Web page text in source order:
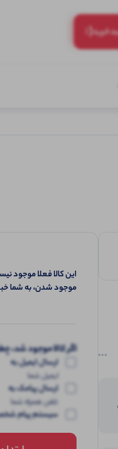
(:
این کالا فعلا موجود
موجود شدن، به شما
اگر کالا موجود شد،
ارسال ایمیل به
ایمیل شما
ارسال پیامک به
تلفن همراه شما
سیستم پیام